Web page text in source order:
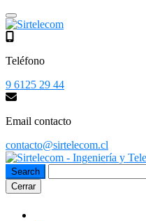
Teléfono
9 6125 29 44
Email contacto
contacto@sirtelecom.cl
Cerrar